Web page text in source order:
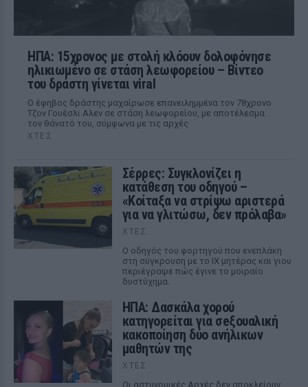
ΗΠΑ: 15χρονος με στολή κλόουν δολοφόνησε
ηλικιωμένο σε στάση λεωφορείου – Βίντεο
του δράστη γίνεται viral
Ο έφηβος δράστης μαχαίρωσε επανειλημμένα τον 78χρονο
Τζον Γουέσλι Αλεν σε στάση λεωφορείου, με αποτέλεσμα
τον θάνατό του, σύμφωνα με τις αρχές
ΧΤΕΣ
Σέρρες: Συγκλονίζει η
κατάθεση του οδηγού –
«Κοίταξα να στρίψω αριστερά
για να γλιτώσω, δεν πρόλαβα»
ΧΤΕΣ
Ο οδηγός του φορτηγού που ενεπλάκη
στη σύγκρουση με το ΙΧ μητέρας και γιου
περιέγραψε πώς έγινε το μοιραίο
δυστύχημα.
ΗΠΑ: Δασκάλα χορού
κατηγορείται για σeξουαλική
κακοποίηση δύο ανήλικων
μαθητών της
ΧΤΕΣ
Οι αστυνομικές Αρχές δεν αποκλείουν